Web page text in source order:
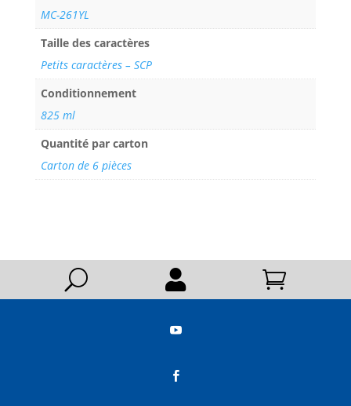
MC-261YL
Taille des caractères
Petits caractères – SCP
Conditionnement
825 ml
Quantité par carton
Carton de 6 pièces
U  

